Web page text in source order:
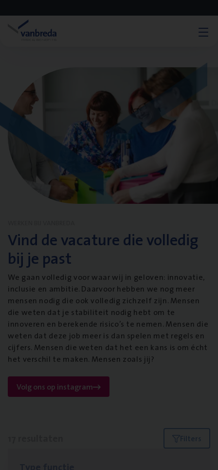
Vind de vacature die volledig
bij je past
We gaan volledig voor waar wij in geloven: innovatie,
inclusie en ambitie. Daarvoor hebben we nog meer
mensen nodig die ook volledig zichzelf zijn. Mensen
die weten dat je stabiliteit nodig hebt om te
innoveren en berekende risico’s te nemen. Mensen die
weten dat deze job meer is dan spelen met regels en
cijfers. Mensen die weten dat het een kans is om écht
het verschil te maken. Mensen zoals jij?
Volg ons op instagram
Filters